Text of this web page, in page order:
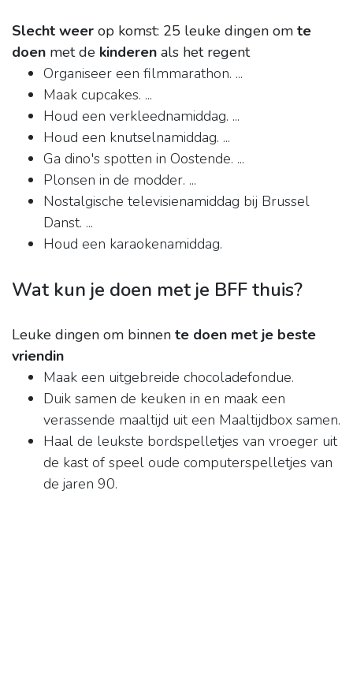
Slecht weer op komst: 25 leuke dingen om te
doen met de kinderen als het regent
Organiseer een filmmarathon. ...
Maak cupcakes. ...
Houd een verkleednamiddag. ...
Houd een knutselnamiddag. ...
Ga dino's spotten in Oostende. ...
Plonsen in de modder. ...
Nostalgische televisienamiddag bij Brussel
Danst. ...
Houd een karaokenamiddag.
Wat kun je doen met je BFF thuis?
Leuke dingen om binnen te doen met je beste
vriendin
Maak een uitgebreide chocoladefondue.
Duik samen de keuken in en maak een
verassende maaltijd uit een Maaltijdbox samen.
Haal de leukste bordspelletjes van vroeger uit
de kast of speel oude computerspelletjes van
de jaren 90.